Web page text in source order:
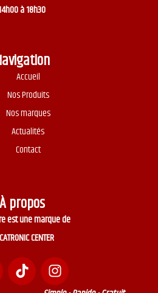
à 18h30
Accueil
Nos Produits
Nos marques
Actualités
Contact
À propos
est une marque de
CENTER